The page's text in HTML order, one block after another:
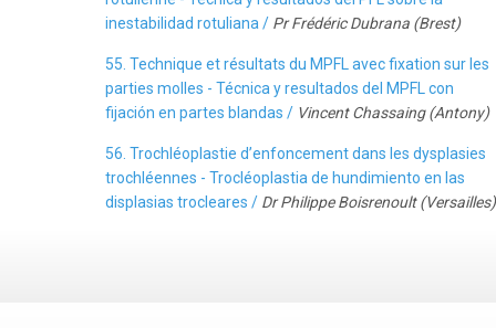
inestabilidad rotuliana / Pr Frédéric Dubrana (Brest)
55. Technique et résultats du MPFL avec fixation sur les
parties molles - Técnica y resultados del MPFL con
fijación en partes blandas / Vincent Chassaing (Antony)
56. Trochléoplastie d’enfoncement dans les dysplasies
trochléennes - Trocléoplastia de hundimiento en las
displasias trocleares / Dr Philippe Boisrenoult (Versailles)